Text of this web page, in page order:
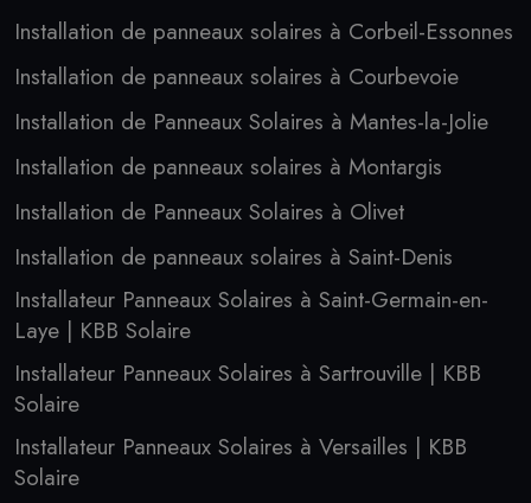
Installation de panneaux solaires à Corbeil-Essonnes
Installation de panneaux solaires à Courbevoie
Installation de Panneaux Solaires à Mantes-la-Jolie
Installation de panneaux solaires à Montargis
Installation de Panneaux Solaires à Olivet
Installation de panneaux solaires à Saint-Denis
Installateur Panneaux Solaires à Saint-Germain-en-
Laye | KBB Solaire
Installateur Panneaux Solaires à Sartrouville | KBB
Solaire
Installateur Panneaux Solaires à Versailles | KBB
Solaire